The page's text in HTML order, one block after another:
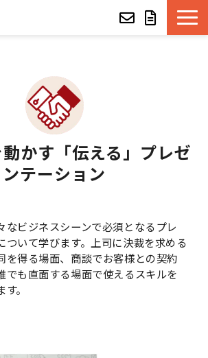
かす「伝える」プレゼ
ンテーション
なビジネスシーンで必須となるプレ
ついて学びます。上司に決裁を求める
を得る場面、商談でお客様との契約
でも直面する場面で使えるスキルを
。